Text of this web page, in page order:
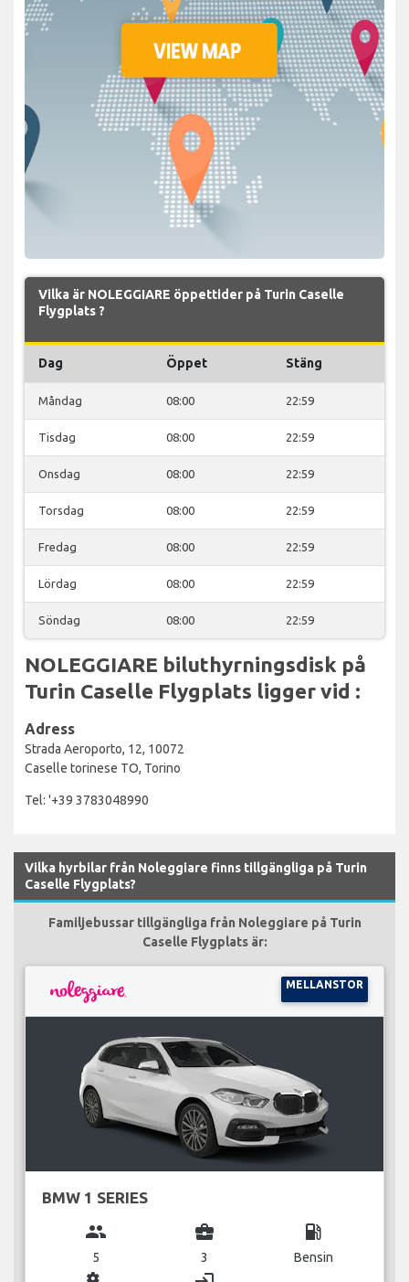
Vilka är NOLEGGIARE öppettider på Turin Caselle
Flygplats ?
Dag Öppet Stäng
Måndag 08:00 22:59
Tisdag 08:00 22:59
Onsdag 08:00 22:59
Torsdag 08:00 22:59
Fredag 08:00 22:59
Lördag 08:00 22:59
Söndag 08:00 22:59
NOLEGGIARE biluthyrningsdisk på
Turin Caselle Flygplats ligger vid :
Adress
Strada Aeroporto, 12, 10072
Caselle torinese TO, Torino
Tel: '+39 3783048990
Vilka hyrbilar från Noleggiare finns tillgängliga på Turin
Caselle Flygplats?
Familjebussar tillgängliga från Noleggiare på Turin
Caselle Flygplats är:
MELLANSTOR
BMW 1 SERIES
group
5
business_center
3
local_gas_station
Bensin